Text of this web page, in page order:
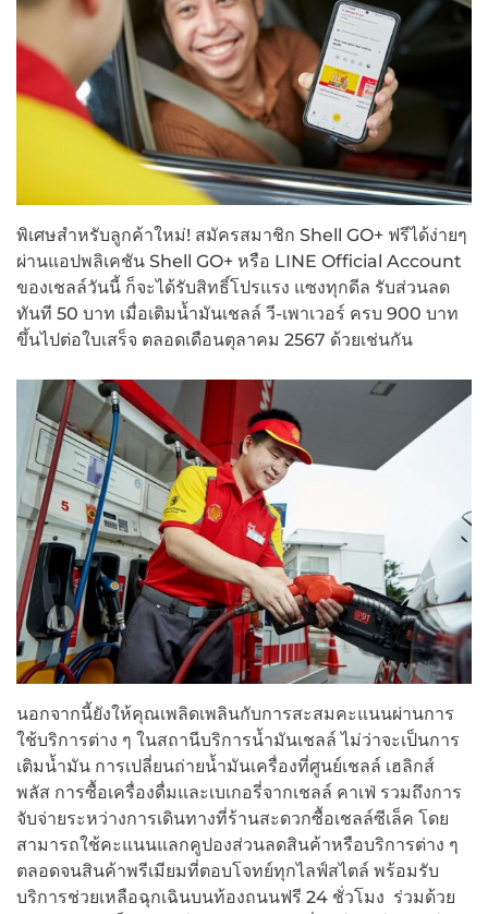
พิเศษสำหรับลูกค้าใหม่! สมัครสมาชิก Shell GO+ ฟรีได้ง่ายๆ
ผ่านแอปพลิเคชัน Shell GO+ หรือ LINE Official Account
ของเชลล์วันนี้ ก็จะได้รับสิทธิ์โปรแรง แซงทุกดีล รับส่วนลด
ทันที 50 บาท เมื่อเติมน้ำมันเชลล์ วี-เพาเวอร์ ครบ 900 บาท
ขึ้นไปต่อใบเสร็จ ตลอดเดือนตุลาคม 2567 ด้วยเช่นกัน
นอกจากนี้ยังให้คุณเพลิดเพลินกับการสะสมคะแนนผ่านการ
ใช้บริการต่าง ๆ ในสถานีบริการน้ำมันเชลล์ ไม่ว่าจะเป็นการ
เติมน้ำมัน การเปลี่ยนถ่ายน้ำมันเครื่องที่ศูนย์เชลล์ เฮลิกส์
พลัส การซื้อเครื่องดื่มและเบเกอรี่จากเชลล์ คาเฟ่ รวมถึงการ
จับจ่ายระหว่างการเดินทางที่ร้านสะดวกซื้อเชลล์ซีเล็ค โดย
สามารถใช้คะแนนแลกคูปองส่วนลดสินค้าหรือบริการต่าง ๆ
ตลอดจนสินค้าพรีเมียมที่ตอบโจทย์ทุกไลฟ์สไตล์ พร้อมรับ
บริการช่วยเหลือฉุกเฉินบนท้องถนนฟรี 24 ชั่วโมง ร่วมด้วย